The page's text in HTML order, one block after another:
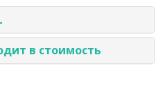
в стоимость